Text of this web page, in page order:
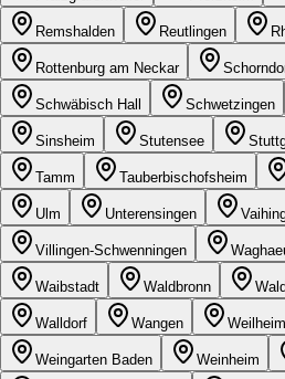
Remshalden Reutlingen
Rottenburg am Neckar
Schwäbisch Hall Schwetzingen
Sinsheim Stutensee
Tamm Tauberbischofsheim
Ulm Unterensingen
Villingen-Schwenningen
Waibstadt Waldbronn
Walldorf Wangen
Weingarten Baden Weinheim